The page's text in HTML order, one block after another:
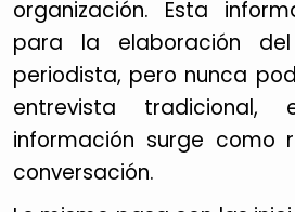
organización. Esta
para la elaboración
periodista, pero nunca
entrevista
información surge como
conversación.